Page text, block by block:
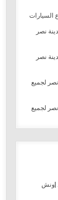
السيارات
نصر
نصر
لجميع
لجميع
|ونش